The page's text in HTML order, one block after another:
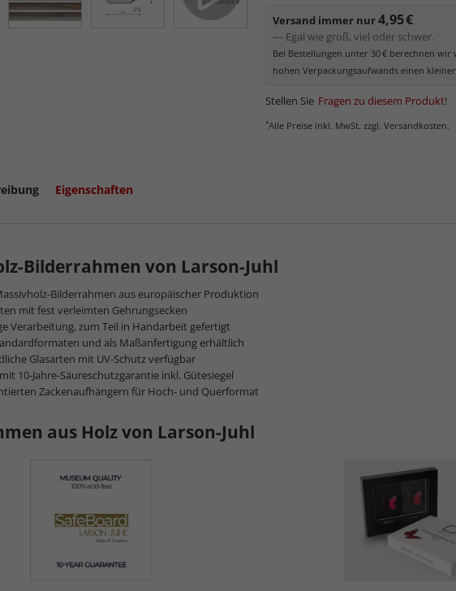
Versand immer nur4,95 €
— Egal wie groß, viel oder schwer.
Bei Bestellungen unter 30 € berechnen wir
hohen Verpackungsaufwands einen
Stellen Sie Fragen zu diesem Produkt!
*Alle Preise inkl. MwSt. zzgl. Versandkosten.
Eigenschaften
Bilderrahmen von Larson-Juhl
Bilderrahmen aus europäischer Produktion
mit fest verleimten Gehrungsecken
Verarbeitung, zum Teil in Handarbeit gefertigt
und als Maßanfertigung erhältlich
Glasarten mit UV-Schutz verfügbar
10-Jahre-Säureschutzgarantie inkl. Gütesiegel
Zackenaufhängern für Hoch- und Querformat
aus Holz von Larson-Juhl